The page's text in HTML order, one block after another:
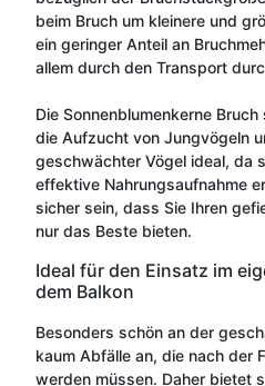
beim Bruch um kleinere und
ein geringer Anteil an
allem durch den Transport
Die Sonnenblumenkerne
die Aufzucht von Jungvögeln
geschwächter Vögel ideal, da
effektive Nahrungsaufnahme
sicher sein, dass Sie Ihren
nur das Beste bieten.
Ideal für den Einsatz im
dem Balkon
Besonders schön an der
kaum Abfälle an, die nach der
werden müssen. Daher bietet